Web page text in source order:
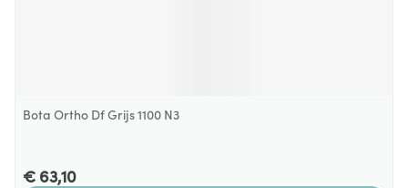
Bota Ortho Df Grijs 1100 N3
€ 63,10